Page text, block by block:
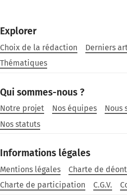
Explorer
Choix de la rédaction Derniers
Thématiques
Qui sommes-nous ?
Notre projet Nos équipes Nous
Nos statuts
Informations légales
Mentions légales
Charte de
Charte de participation
C.G.V.